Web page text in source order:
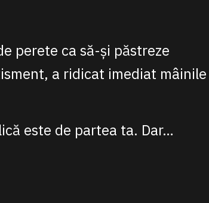
perete ca să-și păstreze
a ridicat imediat mâinile
este de partea ta. Dar…